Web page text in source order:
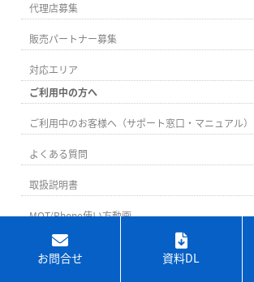
代理店募集
販売パートナー募集
対応エリア
ご利用中の方へ
ご利用中のお客様へ（サポート窓口・マニュアル）
よくある質問
取扱説明書
MOT/Phone使い方動画
お問合せ 資料DL